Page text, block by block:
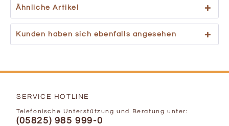
Ähnliche Artikel
Kunden haben sich ebenfalls angesehen
SERVICE HOTLINE
Telefonische Unterstützung und Beratung unter:
(05825) 985 999-0